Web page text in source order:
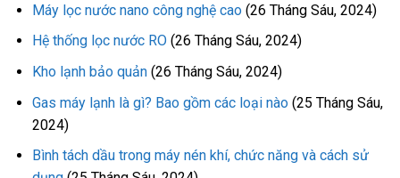
Máy lọc nước nano công nghệ cao (26 Tháng Sáu, 2024)
Hệ thống lọc nước RO (26 Tháng Sáu, 2024)
Kho lạnh bảo quản (26 Tháng Sáu, 2024)
Gas máy lạnh là gì? Bao gồm các loại nào (25 Tháng Sáu,
2024)
Bình tách dầu trong máy nén khí, chức năng và cách sử